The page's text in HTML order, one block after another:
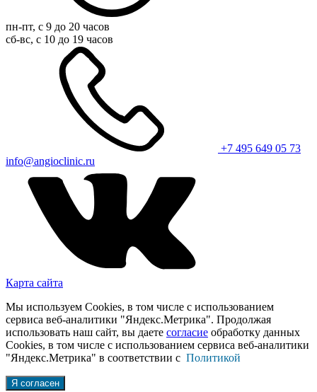
пн-пт, с 9 до 20 часов
сб-вс, с 10 до 19 часов
+7 495 649 05 73
info@angioclinic.ru
Карта сайта
Мы используем Cookies, в том числе с использованием
сервиса веб-аналитики "Яндекс.Метрика". Продолжая
использовать наш сайт, вы даете согласие обработку данных
Cookies, в том числе с использованием сервиса веб-аналитики
"Яндекс.Метрика" в соответствии с Политикой
Я согласен